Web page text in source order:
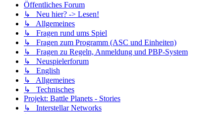
Öffentliches Forum
↳ Neu hier? -> Lesen!
↳ Allgemeines
↳ Fragen rund ums Spiel
↳ Fragen zum Programm (ASC und Einheiten)
↳ Fragen zu Regeln, Anmeldung und PBP-System
↳ Neuspielerforum
↳ English
↳ Allgemeines
↳ Technisches
Projekt: Battle Planets - Stories
↳ Interstellar Networks